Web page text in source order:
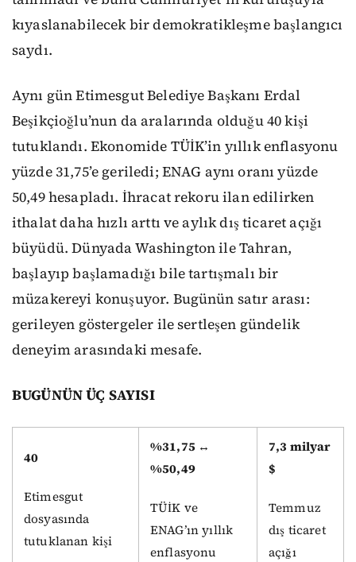
kıyaslanabilecek bir demokratikleşme başlangıcı
saydı.
Aynı gün Etimesgut Belediye Başkanı Erdal
Beşikçioğlu’nun da aralarında olduğu 40 kişi
tutuklandı. Ekonomide TÜİK’in yıllık enflasyonu
yüzde 31,75’e geriledi; ENAG aynı oranı yüzde
50,49 hesapladı. İhracat rekoru ilan edilirken
ithalat daha hızlı arttı ve aylık dış ticaret açığı
büyüdü. Dünyada Washington ile Tahran,
başlayıp başlamadığı bile tartışmalı bir
müzakereyi konuşuyor. Bugünün satır arası:
gerileyen göstergeler ile sertleşen gündelik
deneyim arasındaki mesafe.
BUGÜNÜN ÜÇ SAYISI
40
Etimesgut
dosyasında
tutuklanan kişi
%31,75 ↔
%50,49
TÜİK ve
ENAG’ın yıllık
enflasyonu
7,3 milyar
$
Temmuz
dış ticaret
açığı